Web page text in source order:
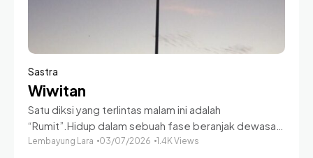
Sastra
Wiwitan
Satu diksi yang terlintas malam ini adalah
“Rumit”.Hidup dalam sebuah fase beranjak dewasa
nyatanya sebuah permulaan yang rumit. Permulaan
Lembayung Lara 03/07/2026 1.4K Views